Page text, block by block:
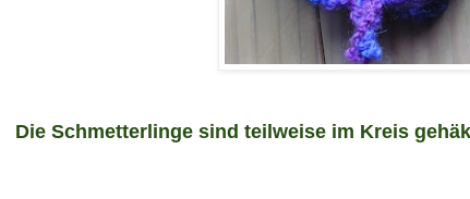
Die Schmetterlinge sind teilweise im Kreis